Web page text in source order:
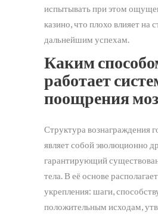
испытывать при этом
казино, что плохо влияет на
дальнейшим успехам.
Каким
работает
поощрения
Структура вознаграждения
являет собой эволюционно
гарантирующий
тела. В её основе
укрепления: шаги,
положительным исходам,